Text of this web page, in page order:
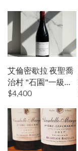
艾倫密歇拉 夜聖喬
治村 "石園"一級園
勃根地 紅酒
$4,400